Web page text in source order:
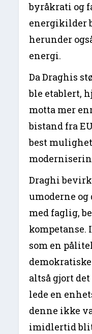
byråkrati og
energikilder
herunder
energi.
Da Draghis
ble etablert,
motta mer
bistand fra
best
Draghi
umoderne
med faglig,
kompetanse.
som en
altså gjort
lede en
denne ikke
imidlertid